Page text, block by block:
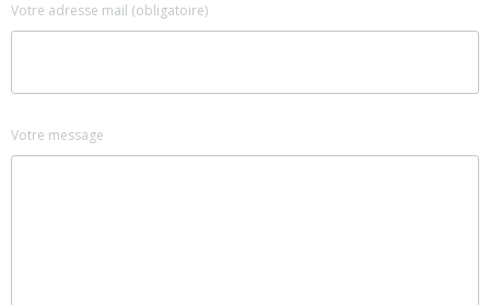
Votre adresse mail (obligatoire)
Votre message